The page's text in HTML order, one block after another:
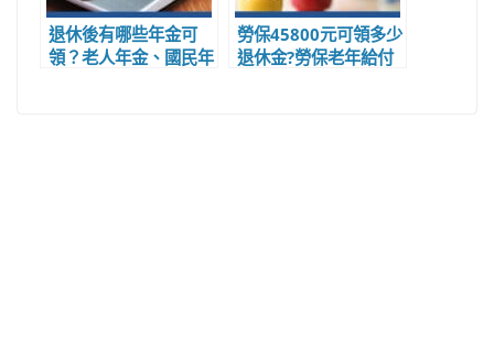
退休後有哪些年金可
領？老人年金、國民年
勞保45800元可領多少
退休金?勞保老年給付